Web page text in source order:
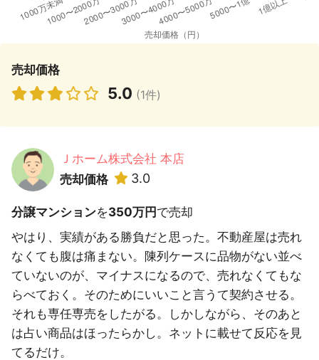
売却価格
5.0 (1件)
Ｊホーム株式会社 本店
売却価格
3.0
分譲マンションを350万円で売却
やはり、実績がある勝負だと思った。不動産屋は売れ
なくても腹は痛まない。陳列ケースに品物がない並べ
ていないのが、マイナスになるので、売れなくてもな
らべておく。そのためにいいこと言うて契約させる。
それも専任専売をしたがる。しかしながら、そのあと
は占い商品はほったらかし。ネットに載せて反応を見
てるだけ。